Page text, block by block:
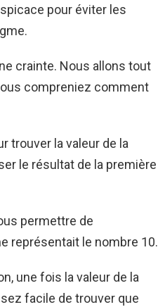
pour éviter les
crainte. Nous allons tout
compreniez comment
trouver la valeur de la
le résultat de la première
permettre de
représentait le nombre 10.
une fois la valeur de la
facile de trouver que